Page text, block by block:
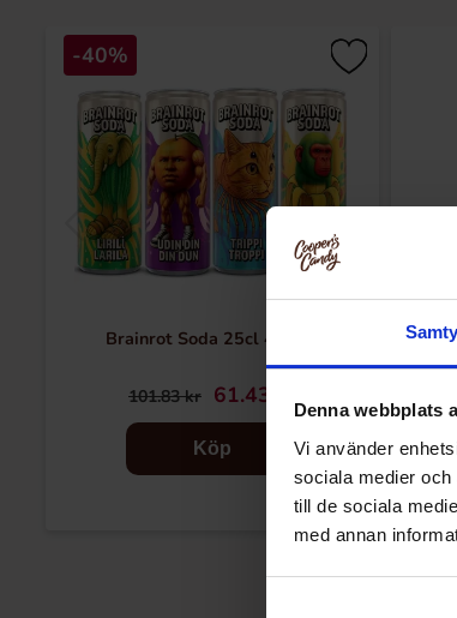
Denna webbplats
Vi använder
sociala medier
till de sociala
med annan
-40%
Brainrot Soda 25cl 4-pack
101.83 kr 61.43 kr
Köp